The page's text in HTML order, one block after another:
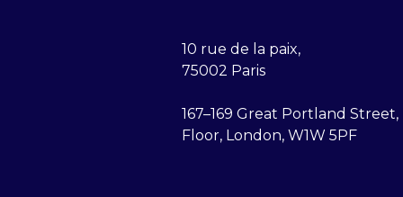
10 rue de la paix,
75002 Paris
167–169 Great Portland
Floor, London, W1W 5PF